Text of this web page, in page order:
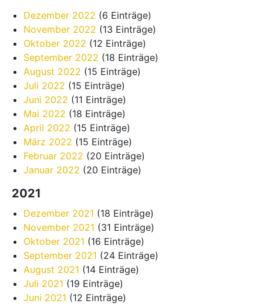
Dezember 2022 (6 Einträge)
November 2022 (13 Einträge)
Oktober 2022 (12 Einträge)
September 2022 (18 Einträge)
August 2022 (15 Einträge)
Juli 2022 (15 Einträge)
Juni 2022 (11 Einträge)
Mai 2022 (18 Einträge)
April 2022 (15 Einträge)
März 2022 (15 Einträge)
Februar 2022 (20 Einträge)
Januar 2022 (20 Einträge)
2021
Dezember 2021 (18 Einträge)
November 2021 (31 Einträge)
Oktober 2021 (16 Einträge)
September 2021 (24 Einträge)
August 2021 (14 Einträge)
Juli 2021 (19 Einträge)
Juni 2021 (12 Einträge)